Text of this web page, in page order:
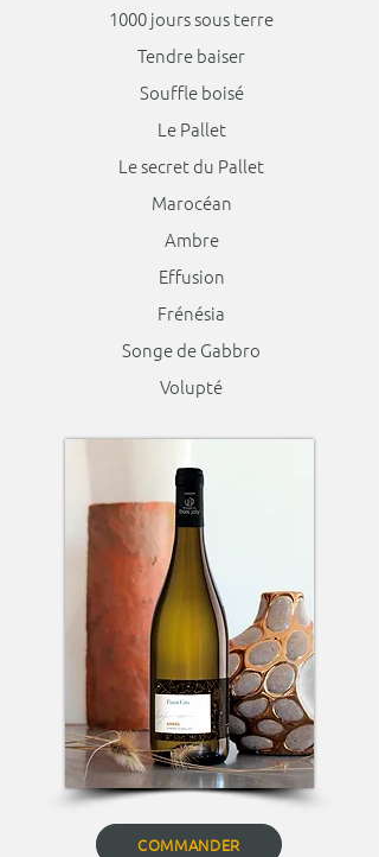
1000 jours sous terre
Tendre baiser
Souffle boisé
Le Pallet
Le secret du Pallet
Marocéan
Ambre
Effusion
Frénésia
Songe de Gabbro
Volupté
COMMANDER